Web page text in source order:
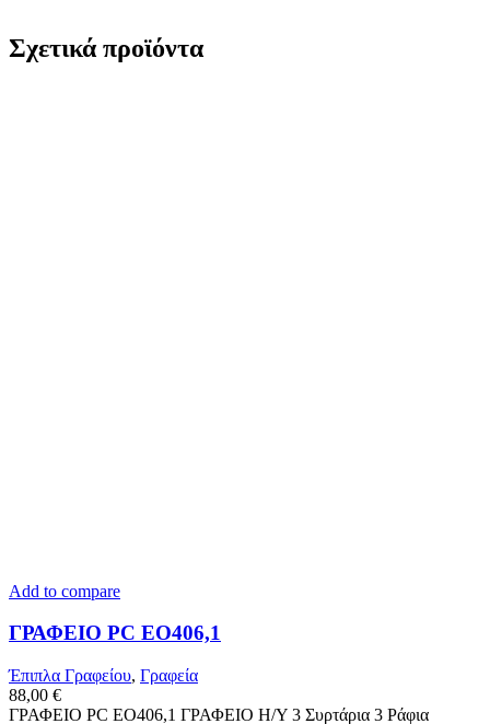
Σχετικά προϊόντα
Add to compare
ΓΡΑΦΕΙΟ PC ΕΟ406,1
Έπιπλα Γραφείου, Γραφεία
88,00 €
ΓΡΑΦΕΙΟ PC ΕΟ406,1 ΓΡΑΦΕΙΟ Η/Υ 3 Συρτάρια 3 Ράφια